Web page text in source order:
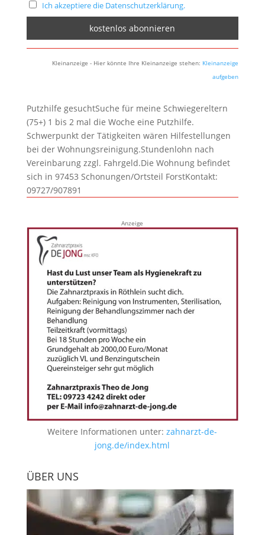
Ich akzeptiere die Datenschutzerklärung.
Kleinanzeige - Hier könnte Ihre Kleinanzeige stehen: Kleinanzeige
aufgeben
Putzhilfe gesuchtSuche für meine Schwiegereltern
(75+) 1 bis 2 mal die Woche eine Putzhilfe.
Schwerpunkt der Tätigkeiten wären Hilfestellungen
bei der Wohnungsreinigung.Stundenlohn nach
Vereinbarung zzgl. Fahrgeld.Die Wohnung befindet
sich in 97453 Schonungen/Ortsteil ForstKontakt:
09727/907891
Anzeige
Weitere Informationen unter:zahnarzt-de-
jong.de/index.html
ÜBER UNS